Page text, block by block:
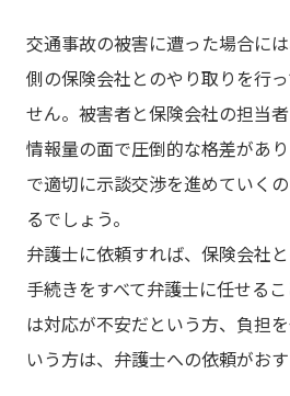
交通事故の被害に遭った場合に
側の保険会社とのやり取りを行
せん。被害者と保険会社の担当
情報量の面で圧倒的な格差があ
で適切に示談交渉を進めていく
るでしょう。
弁護士に依頼すれば、保険会社
手続きをすべて弁護士に任せる
は対応が不安だという方、負担
いう方は、弁護士への依頼がおす